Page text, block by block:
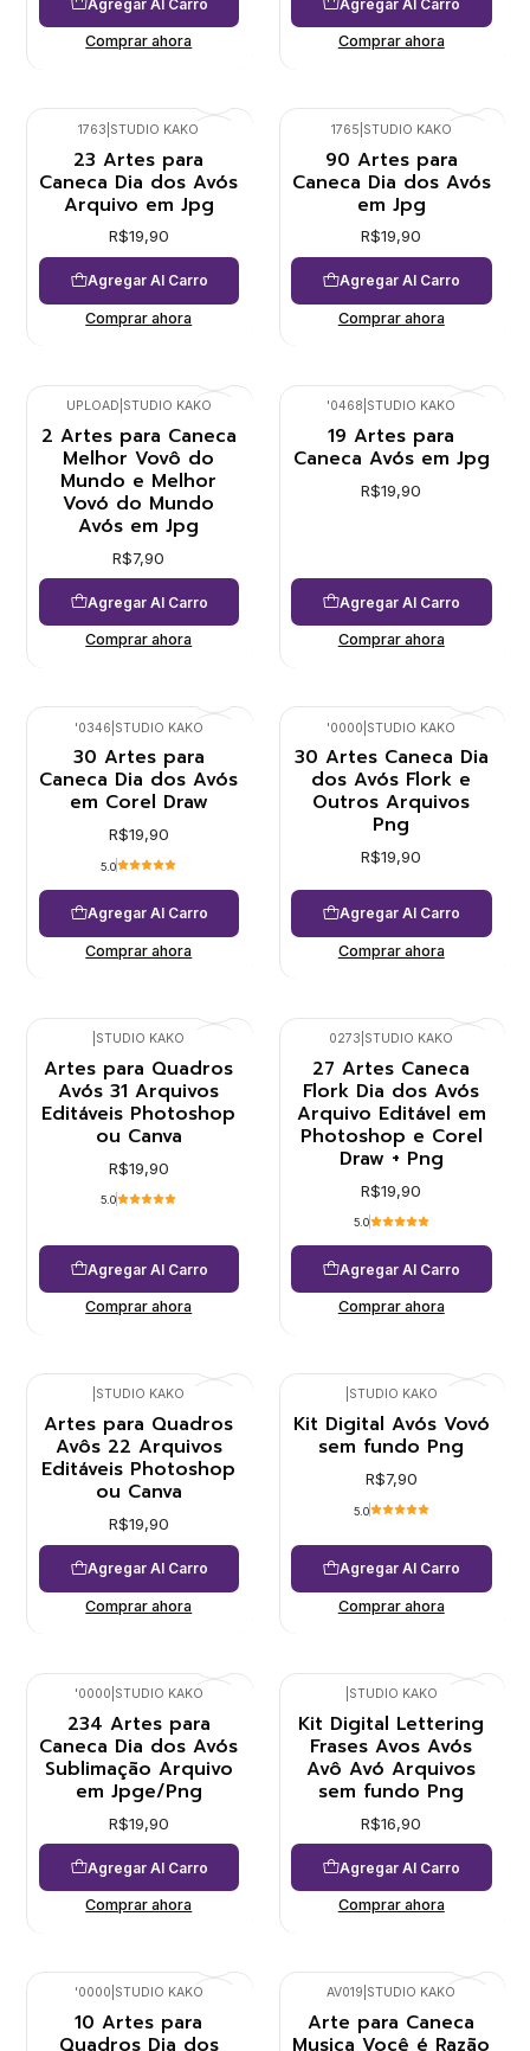
Agregar Al Carro
Comprar ahora
Agregar Al Carro
Comprar ahora
1763 STUDIO KAKO
23 Artes para
Caneca Dia dos Avós
Arquivo em Jpg
R$19,90
Agregar Al Carro
Comprar ahora
1765 STUDIO KAKO
90 Artes para
Caneca Dia dos Avós
em Jpg
R$19,90
Agregar Al Carro
Comprar ahora
UPLOAD STUDIO KAKO
2 Artes para Caneca
Melhor Vovô do
Mundo e Melhor
Vovó do Mundo
Avós em Jpg
R$7,90
Agregar Al Carro
Comprar ahora
'0468 STUDIO KAKO
19 Artes para
Caneca Avós em Jpg
R$19,90
Agregar Al Carro
Comprar ahora
'0346 STUDIO KAKO
30 Artes para
Caneca Dia dos Avós
em Corel Draw
R$19,90
5.0
Agregar Al Carro
Comprar ahora
'0000 STUDIO KAKO
30 Artes Caneca Dia
dos Avós Flork e
Outros Arquivos
Png
R$19,90
Agregar Al Carro
Comprar ahora
STUDIO KAKO
Artes para Quadros
Avós 31 Arquivos
Editáveis Photoshop
ou Canva
R$19,90
5.0
Agregar Al Carro
Comprar ahora
0273 STUDIO KAKO
27 Artes Caneca
Flork Dia dos Avós
Arquivo Editável em
Photoshop e Corel
Draw + Png
R$19,90
5.0
Agregar Al Carro
Comprar ahora
STUDIO KAKO
Artes para Quadros
Avôs 22 Arquivos
Editáveis Photoshop
ou Canva
R$19,90
Agregar Al Carro
Comprar ahora
STUDIO KAKO
Kit Digital Avós Vovó
sem fundo Png
R$7,90
5.0
Agregar Al Carro
Comprar ahora
'0000 STUDIO KAKO
234 Artes para
Caneca Dia dos Avós
Sublimação Arquivo
em Jpge/Png
R$19,90
Agregar Al Carro
Comprar ahora
STUDIO KAKO
Kit Digital Lettering
Frases Avos Avós
Avô Avó Arquivos
sem fundo Png
R$16,90
Agregar Al Carro
Comprar ahora
'0000 STUDIO KAKO
10 Artes para
Quadros Dia dos
AV019 STUDIO KAKO
Arte para Caneca
Musica Você é Razão